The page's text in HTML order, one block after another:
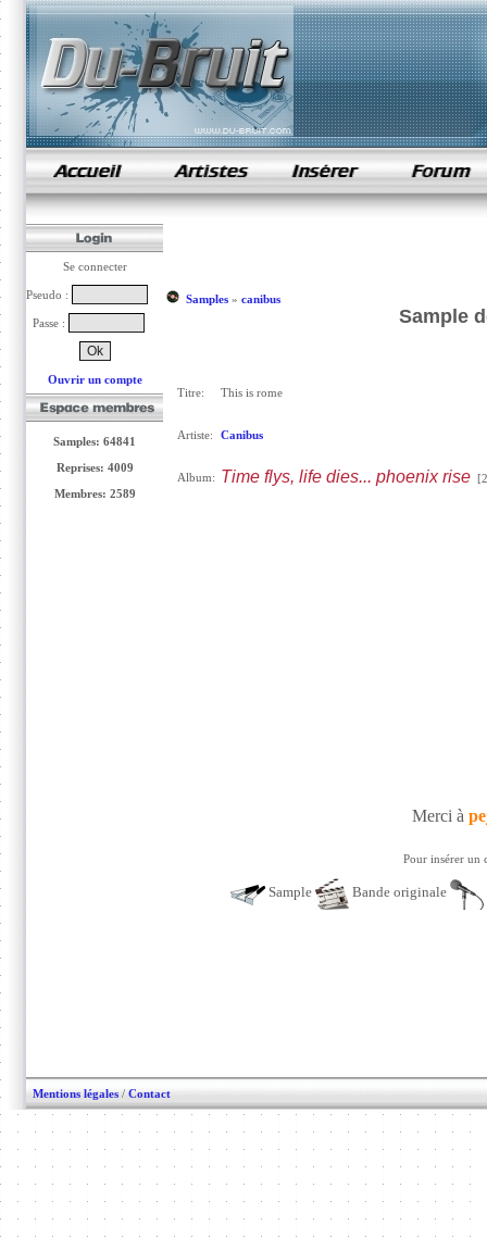
samples de rap
Se connecter
Pseudo :
Passe :
Ouvrir un compte
Samples: 64841
Reprises: 4009
Membres: 2589
Samples» canibus
Sample
Titre: This is rome
Artiste: Canibus
Album: Time flys, life dies... phoenix rise
Merci à
Pour insérer un
Sample Bande originale
Mentions légales / Contact